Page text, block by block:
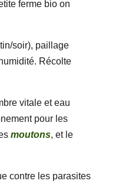
ferme bio on
soir), paillage
Récolte
vitale et eau
pour les
moutons, et le
contre les parasites